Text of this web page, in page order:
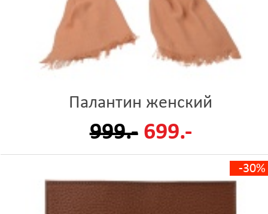
Палантин женский
999.- 699.-
-30%